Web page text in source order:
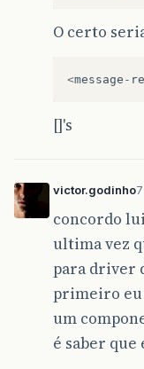
O certo
<message -
[]'s
victor.godinho
concordo
ultima vez
para driver
primeiro eu
um
é saber que